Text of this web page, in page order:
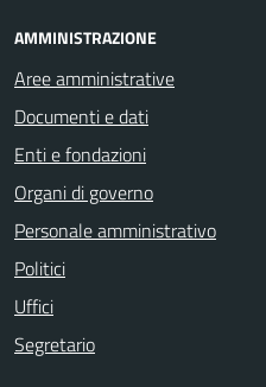
AMMINISTRAZIONE
Aree amministrative
Documenti e dati
Enti e fondazioni
Organi di governo
Personale amministrativo
Politici
Uffici
Segretario